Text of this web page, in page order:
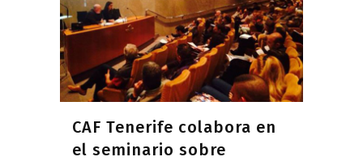
CAF Tenerife colabora en
el seminario sobre